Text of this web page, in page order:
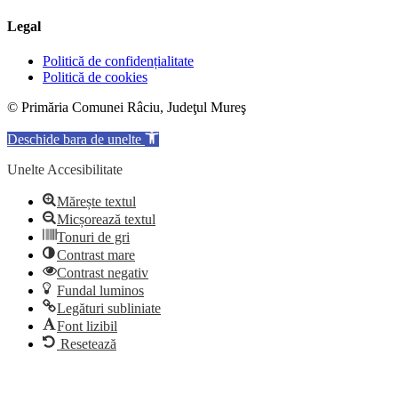
Legal
Politică de confidențialitate
Politică de cookies
© Primăria Comunei Râciu, Judeţul Mureş
Deschide bara de unelte
Unelte Accesibilitate
Mărește textul
Micșorează textul
Tonuri de gri
Contrast mare
Contrast negativ
Fundal luminos
Legături subliniate
Font lizibil
Resetează